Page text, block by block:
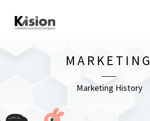
MARKETING
Marketing History